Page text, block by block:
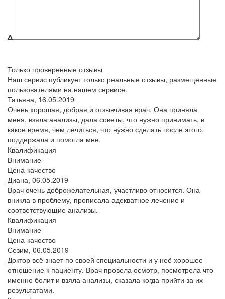
Δ
Только проверенные отзывы
Наш сервис публикует только реальные отзывы, размещенные
пользователями на нашем сервисе.
Татьяна, 16.05.2019
Очень хорошая, добрая и отзывчивая врач. Она приняла
меня, взяла анализы, дала советы, что нужно принимать, в
какое время, чем лечиться, что нужно сделать после этого,
поддержала и помогла мне.
Квалификация
Внимание
Цена-качество
Диана, 06.05.2019
Врач очень доброжелательная, участливо относится. Она
вникла в проблему, прописала адекватное лечение и
соответствующие анализы.
Квалификация
Внимание
Цена-качество
Сезим, 06.05.2019
Доктор всё знает по своей специальности и у неё хорошее
отношение к пациенту. Врач провела осмотр, посмотрела что
именно болит и взяла анализы, сказала когда прийти за их
результатами.